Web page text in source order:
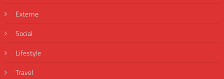
Externe
Social
Lifestyle
Travel